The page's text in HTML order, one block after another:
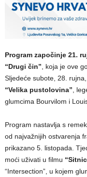
Program započinje 21.
“Drugi čin” , koja je ove
Sljedeće subote, 28.
“Velika pustolovina” ,
glumcima Bourvilom i
Program nastavlja s
od najvažnijih ostvarenja
prikazano 5. listopada.
moći uživati u filmu
“Intersection”, u kojem